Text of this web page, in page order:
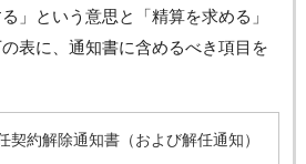
」という意思と「精算を求める」
表に、通知書に含めるべき項目を
契約解除通知書（および解任通知）